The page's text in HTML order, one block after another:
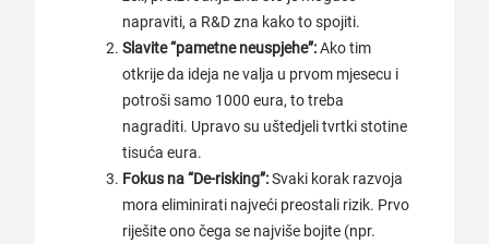
napraviti, a R&D zna kako to spojiti.
Slavite “pametne neuspjehe”:Ako tim
otkrije da ideja ne valja u prvom mjesecu i
potroši samo 1000 eura, to treba
nagraditi. Upravo su uštedjeli tvrtki stotine
tisuća eura.
Fokus na “De-risking”:Svaki korak razvoja
mora eliminirati najveći preostali rizik. Prvo
riješite ono čega se najviše bojite (npr.